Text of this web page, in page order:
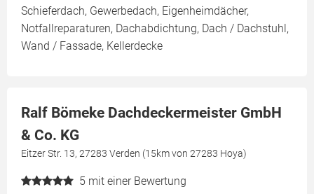
Schieferdach, Gewerbedach, Eigenheimdächer,
Notfallreparaturen, Dachabdichtung, Dach / Dachstuhl,
Wand / Fassade, Kellerdecke
Ralf Bömeke Dachdeckermeister GmbH
& Co. KG
Eitzer Str. 13, 27283 Verden (15km von 27283 Hoya)
5 mit einer Bewertung